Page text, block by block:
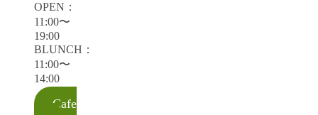
OPEN：
11:00〜
19:00
BLUNCH：
11:00〜
14:00
Cafe